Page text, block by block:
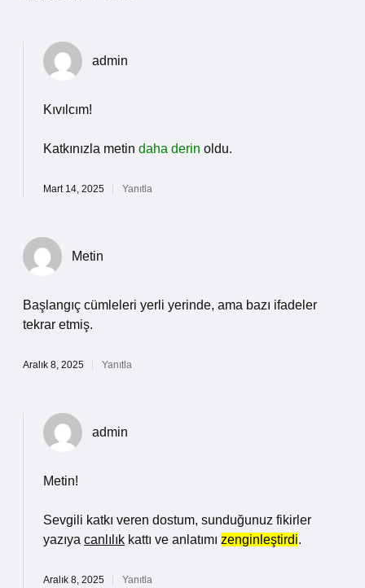
admin
Kıvılcım!
Katkınızla metin daha derin oldu.
Mart 14, 2025 Yanıtla
Metin
Başlangıç cümleleri yerli yerinde, ama bazı ifadeler
tekrar etmiş.
Aralık 8, 2025 Yanıtla
admin
Metin!
Sevgili katkı veren dostum, sunduğunuz fikirler
yazıya canlılık kattı ve anlatımı zenginleştirdi.
Aralık 8, 2025 Yanıtla